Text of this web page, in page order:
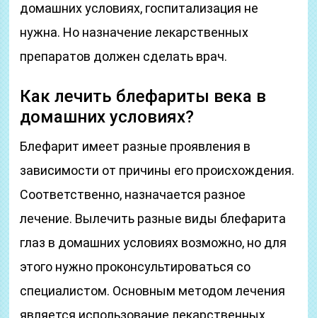
домашних условиях, госпитализация не
нужна. Но назначение лекарственных
препаратов должен сделать врач.
Как лечить блефариты века в
домашних условиях?
Блефарит имеет разные проявления в
зависимости от причины его происхождения.
Соответственно, назначается разное
лечение. Вылечить разные виды блефарита
глаз в домашних условиях возможно, но для
этого нужно проконсультироваться со
специалистом. Основным методом лечения
является использование лекарственных